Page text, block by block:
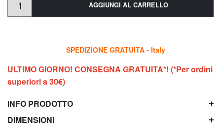
AGGIUNGI AL CARRELLO
SPEDIZIONE GRATUITA - Italy
ULTIMO GIORNO! CONSEGNA GRATUITA*! (*Per ordini
superiori a 30€)
INFO PRODOTTO
DIMENSIONI